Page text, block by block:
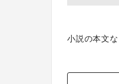
小説の本文